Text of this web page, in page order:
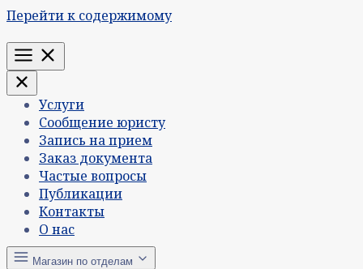
Перейти к содержимому
Меню
Услуги
Сообщение юристу
Запись на прием
Заказ документа
Частые вопросы
Публикации
Контакты
О нас
Магазин по отделам